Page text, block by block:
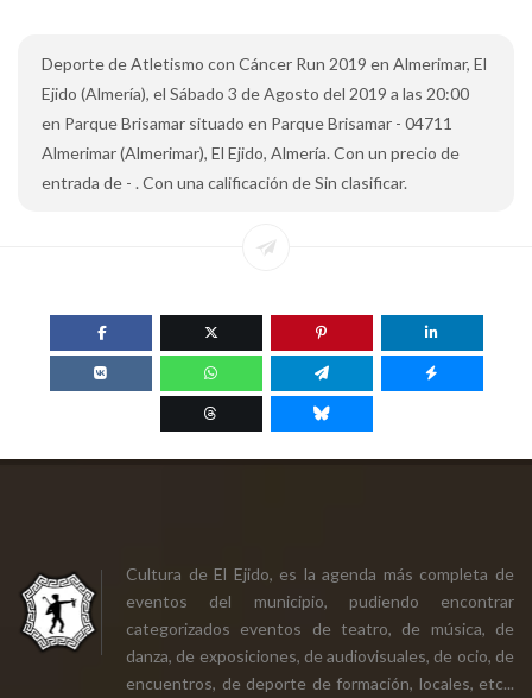
Deporte de Atletismo con Cáncer Run 2019 en Almerimar, El
Ejido (Almería), el Sábado 3 de Agosto del 2019 a las 20:00
en Parque Brisamar situado en Parque Brisamar - 04711
Almerimar (Almerimar), El Ejido, Almería. Con un precio de
entrada de - . Con una calificación de Sin clasificar.
Cultura de El Ejido, es la agenda más completa de
eventos del municipio, pudiendo encontrar
categorizados eventos de teatro, de música, de
danza, de exposiciones, de audiovisuales, de ocio, de
encuentros, de deporte de formación, locales, etc...